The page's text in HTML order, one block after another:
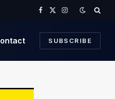
Facebook
X
Instagram
SUBSCRIBE